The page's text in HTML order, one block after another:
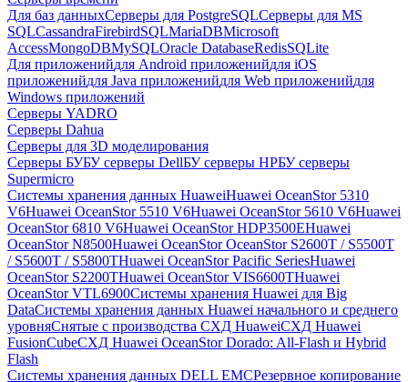
Для баз данныхСерверы для PostgreSQLСерверы для MS
SQLCassandraFirebirdSQLMariaDBMicrosoft
AccessMongoDBMySQLOracle DatabaseRedisSQLite
Для приложенийдля Android приложенийдля iOS
приложенийдля Java приложенийдля Web приложенийдля
Windows приложений
Серверы YADRO
Серверы Dahua
Серверы для 3D моделирования
Серверы БУБУ серверы DellБУ серверы HPБУ серверы
Supermicro
Системы хранения данных HuaweiHuawei OceanStor 5310
V6Huawei OceanStor 5510 V6Huawei OceanStor 5610 V6Huawei
OceanStor 6810 V6Huawei OceanStor HDP3500EHuawei
OceanStor N8500Huawei OceanStor OceanStor S2600T / S5500T
/ S5600T / S5800THuawei OceanStor Pacific SeriesHuawei
OceanStor S2200THuawei OceanStor VIS6600THuawei
OceanStor VTL6900Системы хранения Huawei для Big
DataСистемы хранения данных Huawei начального и среднего
уровняСнятые с производства СХД HuaweiСХД Huawei
FusionCubeСХД Huawei OceanStor Dorado: All-Flash и Hybrid
Flash
Системы хранения данных DELL EMCРезервное копирование